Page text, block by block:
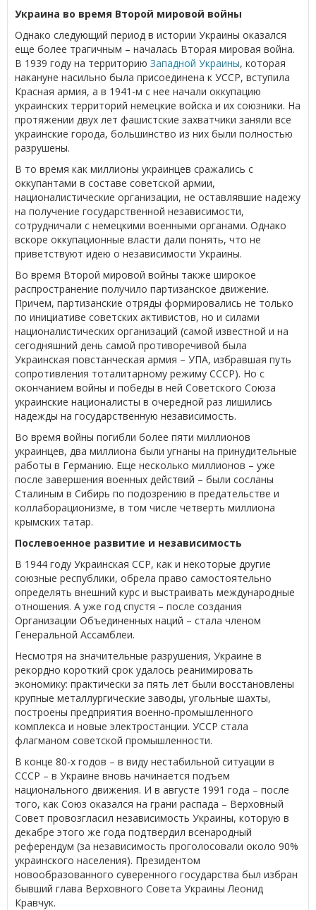
Украина во время Второй мировой войны
Однако следующий период в истории Украины оказался
еще более трагичным – началась Вторая мировая война.
В 1939 году на территорию Западной Украины, которая
накануне насильно была присоединена к УССР, вступила
Красная армия, а в 1941-м с нее начали оккупацию
украинских территорий немецкие войска и их союзники. На
протяжении двух лет фашистские захватчики заняли все
украинские города, большинство из них были полностью
разрушены.
В то время как миллионы украинцев сражались с
оккупантами в составе советской армии,
националистические организации, не оставлявшие надежу
на получение государственной независимости,
сотрудничали с немецкими военными органами. Однако
вскоре оккупационные власти дали понять, что не
приветствуют идею о независимости Украины.
Во время Второй мировой войны также широкое
распространение получило партизанское движение.
Причем, партизанские отряды формировались не только
по инициативе советских активистов, но и силами
националистических организаций (самой известной и на
сегодняшний день самой противоречивой была
Украинская повстанческая армия – УПА, избравшая путь
сопротивления тоталитарному режиму СССР). Но с
окончанием войны и победы в ней Советского Союза
украинские националисты в очередной раз лишились
надежды на государственную независимость.
Во время войны погибли более пяти миллионов
украинцев, два миллиона были угнаны на принудительные
работы в Германию. Еще несколько миллионов – уже
после завершения военных действий – были сосланы
Сталиным в Сибирь по подозрению в предательстве и
коллаборационизме, в том числе четверть миллиона
крымских татар.
Послевоенное развитие и независимость
В 1944 году Украинская ССР, как и некоторые другие
союзные республики, обрела право самостоятельно
определять внешний курс и выстраивать международные
отношения. А уже год спустя – после создания
Организации Объединенных наций – стала членом
Генеральной Ассамблеи.
Несмотря на значительные разрушения, Украине в
рекордно короткий срок удалось реанимировать
экономику: практически за пять лет были восстановлены
крупные металлургические заводы, угольные шахты,
построены предприятия военно-промышленного
комплекса и новые электростанции. УССР стала
флагманом советской промышленности.
В конце 80-х годов – в виду нестабильной ситуации в
СССР – в Украине вновь начинается подъем
национального движения. И в августе 1991 года – после
того, как Союз оказался на грани распада – Верховный
Совет провозгласил независимость Украины, которую в
декабре этого же года подтвердил всенародный
референдум (за независимость проголосовали около 90%
украинского населения). Президентом
новообразованного суверенного государства был избран
бывший глава Верховного Совета Украины Леонид
Кравчук.